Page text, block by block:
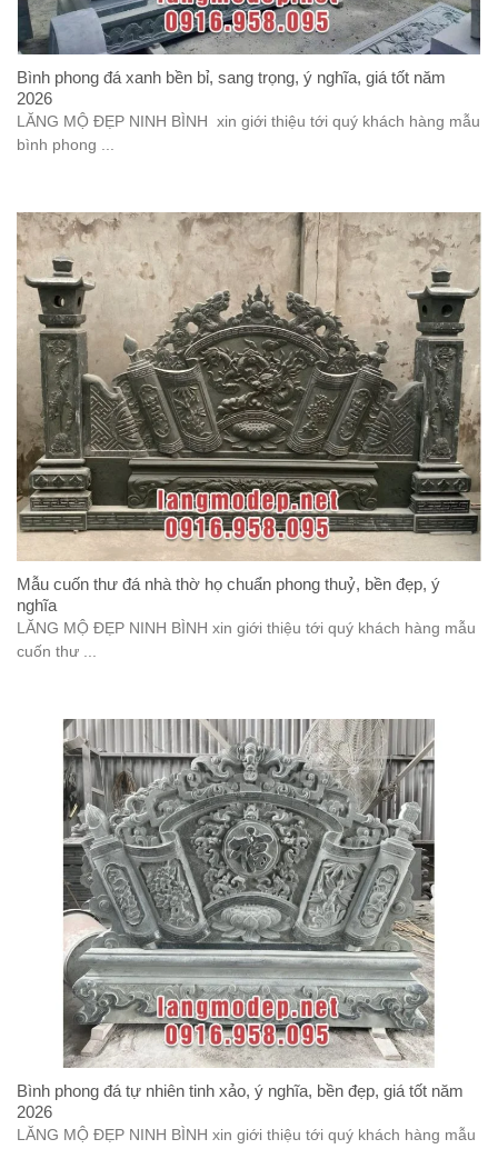
Bình phong đá xanh bền bỉ, sang trọng, ý nghĩa, giá tốt năm
2026
LĂNG MỘ ĐẸP NINH BÌNH xin giới thiệu tới quý khách hàng mẫu
bình phong ...
Mẫu cuốn thư đá nhà thờ họ chuẩn phong thuỷ, bền đẹp, ý
nghĩa
LĂNG MỘ ĐẸP NINH BÌNH xin giới thiệu tới quý khách hàng mẫu
cuốn thư ...
Bình phong đá tự nhiên tinh xảo, ý nghĩa, bền đẹp, giá tốt năm
2026
LĂNG MỘ ĐẸP NINH BÌNH xin giới thiệu tới quý khách hàng mẫu